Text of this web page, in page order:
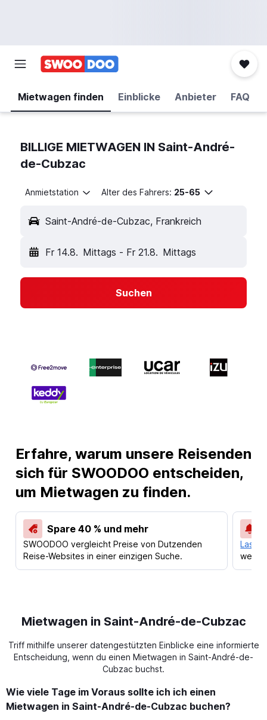
Mietwagen finden Einblicke Anbieter FAQ
BILLIGE MIETWAGEN IN Saint-André-
de-Cubzac
Anmietstation Alter des Fahrers: 25-65
Saint-André-de-Cubzac, Frankreich
Fr 14.8. Mittags - Fr 21.8. Mittags
Suchen
Erfahre, warum unsere Reisenden
sich für SWOODOO entscheiden,
um Mietwagen zu finden.
Spare 40 % und mehr
SWOODOO vergleicht Preise von Dutzenden
Reise-Websites in einer einzigen Suche.
Lass
Mietwagen in Saint-André-de-Cubzac
Triff mithilfe unserer datengestützten Einblicke eine informierte
Entscheidung, wenn du einen Mietwagen in Saint-André-de-
Cubzac buchst.
Wie viele Tage im Voraus sollte ich ich einen
Mietwagen in Saint-André-de-Cubzac buchen?